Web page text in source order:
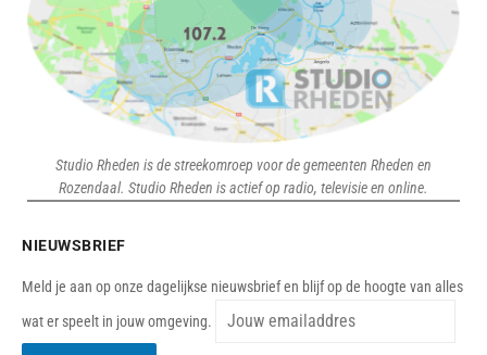
Studio Rheden is de streekomroep voor de gemeenten Rheden en
Rozendaal. Studio Rheden is actief op radio, televisie en online.
NIEUWSBRIEF
Meld je aan op onze dagelijkse nieuwsbrief en blijf op de hoogte van alles
wat er speelt in jouw omgeving.